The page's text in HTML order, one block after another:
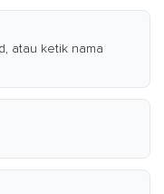
atau ketik nama